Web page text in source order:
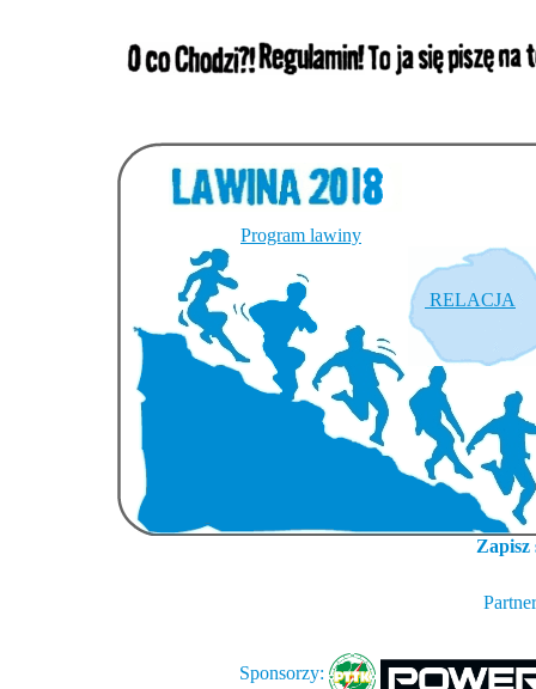
Program lawiny
RELACJA
Zapisz
Sponsorzy: